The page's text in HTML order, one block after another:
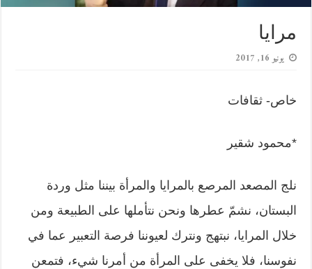
مرايا
يونيو 16, 2017
خاص- ثقافات
*محمود شقير
نلج المصعد المرصع بالمرايا والمرأة بيننا مثل وردة
البستان، نشمّ عطرها ونحن نتأملها على الطبيعة ومن
خلال المرايا، نبتهج ونترك لعيوننا فرصة التعبير عما في
نفوسنا، فلا يخفى على المرأة من أمرنا شيء، فتمعن